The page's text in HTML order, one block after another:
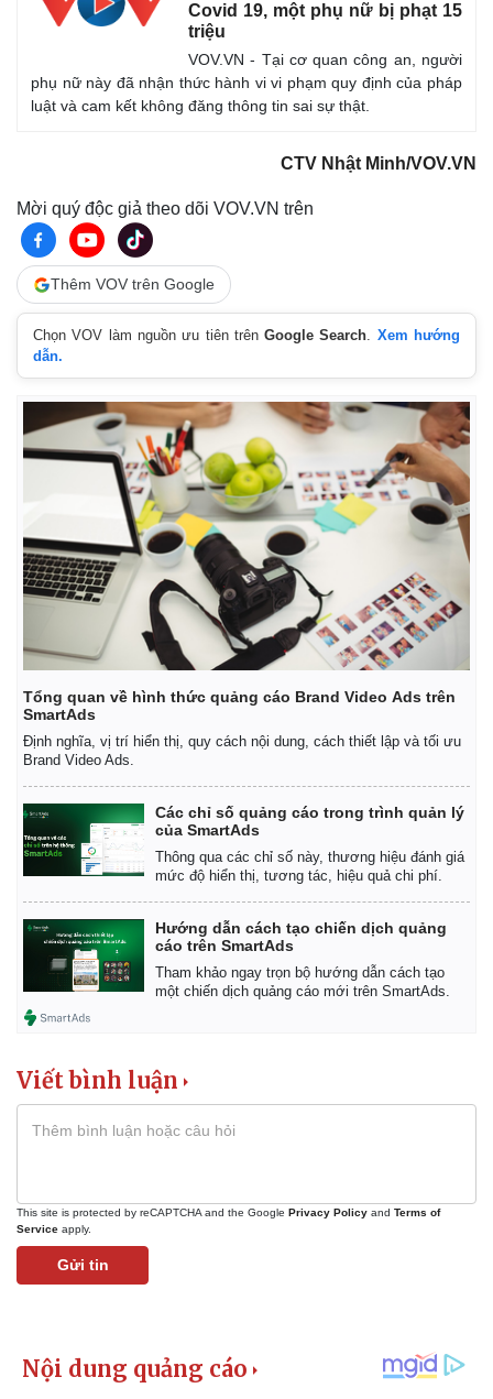
Pháp luật
Tư vấn luật
Quân sự - Quốc phòng
Vũ khí
Việt Nam
Phân tích
Thể thao
Thế giới thể thao
eSports
Covid 19, một phụ nữ bị phạt 15
triệu
VOV.VN - Tại cơ quan công an, người
phụ nữ này đã nhận thức hành vi vi phạm quy định của pháp
luật và cam kết không đăng thông tin sai sự thật.
CTV Nhật Minh/VOV.VN
Mời quý độc giả theo dõi VOV.VN trên
Thêm VOV trên Google
Chọn VOV làm nguồn ưu tiên trênGoogle Search. Xem hướng
dẫn.
Tổng quan về hình thức quảng cáo Brand Video Ads trên
SmartAds
Định nghĩa, vị trí hiển thị, quy cách nội dung, cách thiết lập và tối ưu
Brand Video Ads.
Các chỉ số quảng cáo trong trình quản lý
của SmartAds
Thông qua các chỉ số này, thương hiệu đánh giá
mức độ hiển thị, tương tác, hiệu quả chi phí.
Hướng dẫn cách tạo chiến dịch quảng
cáo trên SmartAds
Tham khảo ngay trọn bộ hướng dẫn cách tạo
một chiến dịch quảng cáo mới trên SmartAds.
Viết bình luận
This site is protected by reCAPTCHA and the Google Privacy Policy and Terms of
Service apply.
Gửi tin